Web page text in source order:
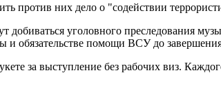
против них дело о "содействии
добиваться уголовного преследования
и обязательстве помощи ВСУ до
за выступление без рабочих виз.